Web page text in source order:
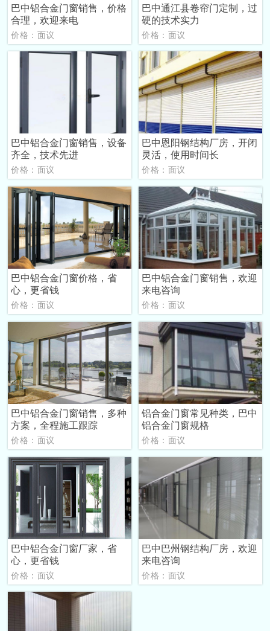
巴中铝合金门窗销售，价格
合理，欢迎来电
价格：面议
巴中通江县卷帘门定制，过
硬的技术实力
价格：面议
巴中铝合金门窗销售，设备
齐全，技术先进
价格：面议
巴中恩阳钢结构厂房，开闭
灵活，使用时间长
价格：面议
巴中铝合金门窗价格，省
心，更省钱
价格：面议
巴中铝合金门窗销售，欢迎
来电咨询
价格：面议
巴中铝合金门窗销售，多种
方案，全程施工跟踪
价格：面议
铝合金门窗常见种类，巴中
铝合金门窗规格
价格：面议
巴中铝合金门窗厂家，省
心，更省钱
价格：面议
巴中巴州钢结构厂房，欢迎
来电咨询
价格：面议